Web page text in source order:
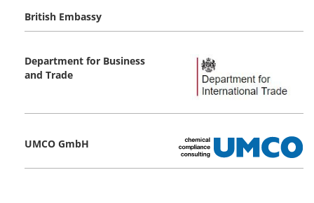
British Embassy
Department for Business
and Trade
UMCO GmbH